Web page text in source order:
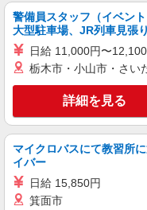
野535
キープ
アスケア訪問入浴 岡山
看護師
時給
アス
警備員スタッフ（イベント
大型駐車場、JR列車見張り
日給 11,000円〜
栃木市・小山市・さい
詳細を見る
マイクロバスにて教習所
イバー
日給 15,850円
箕面市